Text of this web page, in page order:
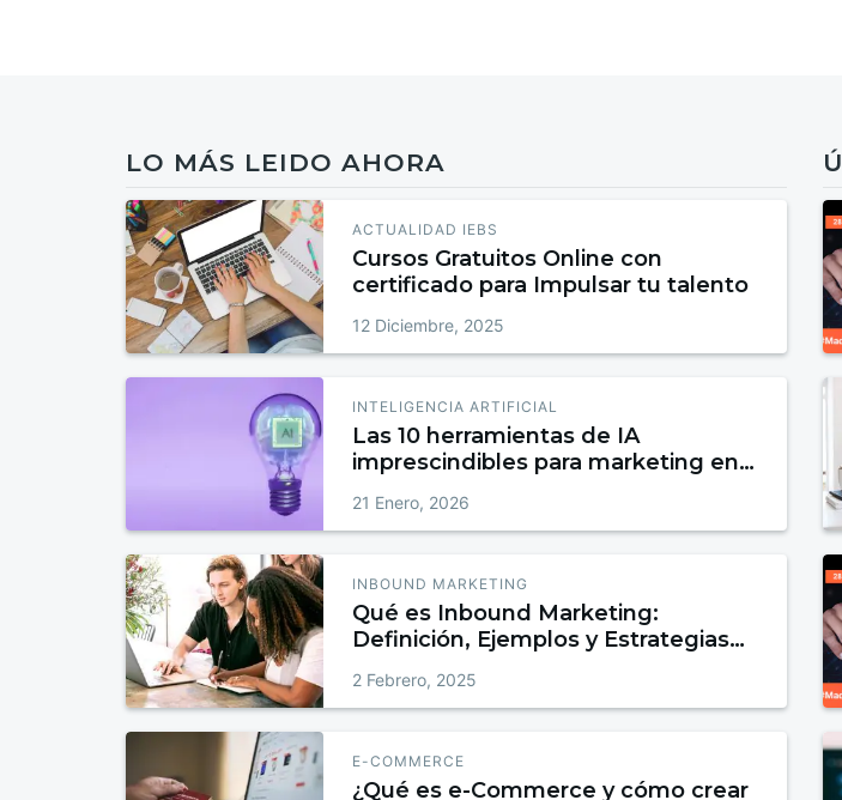
LO MÁS LEIDO AHORA
ACTUALIDAD IEBS
Cursos Gratuitos Online con
certificado para Impulsar tu talento
12 Diciembre, 2025
INTELIGENCIA ARTIFICIAL
Las 10 herramientas de IA
imprescindibles para marketing en
21 Enero, 2026
INBOUND MARKETING
Qué es Inbound Marketing:
Definición, Ejemplos y Estrategias
2 Febrero, 2025
E-COMMERCE
¿Qué es e-Commerce y cómo crear